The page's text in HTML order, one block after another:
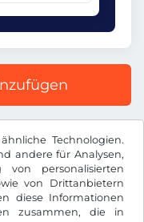
Technologien.
andere für Analysen,
personalisierten
von Drittanbietern
diese Informationen
zusammen, die in